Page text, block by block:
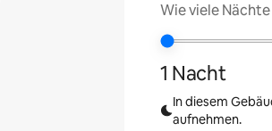
Wie viele
1 Nacht
In diesem
aufnehmen.